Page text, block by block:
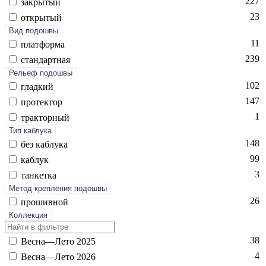
зак­ры­тый
отк­ры­тый
23
Вид подошвы
плат­форма
11
стан­дарт­ная
239
Рельеф подошвы
глад­кий
102
про­тек­тор
147
трак­торный
1
Тип каблука
без каб­лу­ка
148
каб­лук
99
тан­кетка
3
Метод крепления подошвы
про­шив­ной 26
Коллекция
Вес­на—Ле­то 2025
38
Вес­на—Ле­то 2026
4